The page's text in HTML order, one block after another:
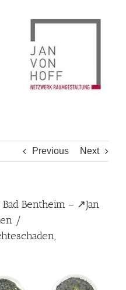
Previous Next
Bentheim – ↗️Jan
/